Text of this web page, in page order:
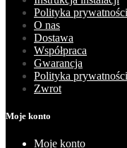
Polityka prywatności
O nas
Dostawa
Współpraca
Gwarancja
Polityka
Zwrot
Moje konto
Moje konto